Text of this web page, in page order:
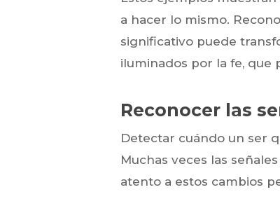
a hacer lo mismo.
significativo puede
iluminados por la fe, que
Reconocer las
Detectar cuándo un ser
Muchas veces las
atento a estos cambios